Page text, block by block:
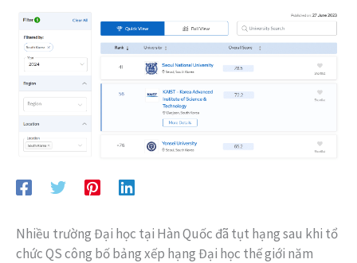
Nhiều trường Đại học tại Hàn Quốc đã tụt hạng sau khi tổ
chức QS công bố bảng xếp hạng Đại học thế giới năm